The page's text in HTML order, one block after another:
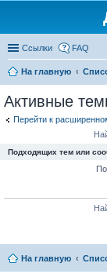
Ссылки FAQ
На главную
Активные
Перейти к
Подходящих тем или
На главную